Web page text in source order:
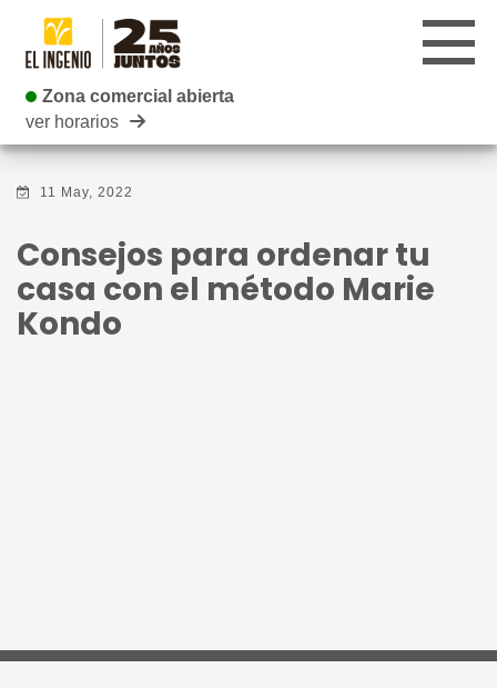
Zona comercial abierta
INFANTIL
Zona comercial abierta
ver horarios
11 May, 2022
Consejos para ordenar tu
casa con el método Marie
Kondo